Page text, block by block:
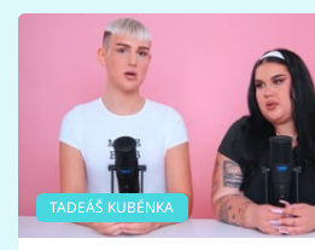
TADEÁŠ KUBĚNKA